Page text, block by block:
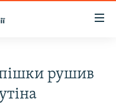
рушив